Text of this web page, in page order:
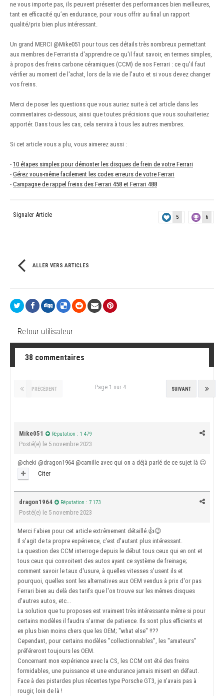
ne vous importe pas, ils peuvent présenter des performances bien meilleures,
tant en efficacité qu’en endurance, pour vous offrir au final un rapport
qualité/prix bien plus intéressant.
Un grand MERCI @Mike051 pour tous ces détails très nombreux permettant
aux membres de Ferrarista d'apprendre ce qu'il faut savoir, en termes simples,
à propos des freins carbone céramiques (CCM) de nos Ferrari : ce qu'il faut
vérifier au moment de l'achat, lors de la vie de l'auto et si vous devez changer
vos freins.
Merci de poser les questions que vous auriez suite à cet article dans les
commentaires ci-dessous, ainsi que toutes précisions que vous souhaiteriez
apportér. Dans tous les cas, cela servira à tous les autres membres.
Si cet article vous a plu, vous aimerez aussi :
- 10 étapes simples pour démonter les disques de frein de votre Ferrari
- Gérez vous-même facilement les codes erreurs de votre Ferrari
- Campagne de rappel freins des Ferrari 458 et Ferrari 488
5 6
Signaler Article
ALLER VERS ARTICLES
Retour utilisateur
38 commentaires
PRÉCÉDENT SUIVANT
Page 1 sur 4
Mike051 Réputation : 1 479
Posté(e) le 5 novembre 2023
@cheki @dragon1964 @camille avec qui on a déjà parlé de ce sujet là 😉
Citer
dragon1964 Réputation : 7 173
Posté(e) le 5 novembre 2023
Merci Fabien pour cet article extrêmement détaillé. 👍😉
Il s'agit de ta propre expérience, c'est d'autant plus intéressant.
La question des CCM interroge depuis le début tous ceux qui en ont et
tous ceux qui convoitent des autos ayant ce système de freinage;
comment savoir le taux d'usure, à quelles vitesses s'usent ils et
pourquoi, quelles sont les alternatives aux OEM vendus à prix d'or pas
Ferrari bien au delà des tarifs que l'on trouve sur les mêmes disques
d'autres autos, etc...
La solution que tu proposes est vraiment très intéressante même si pour
certains modèles il faudra s'armer de patience. Ils sont plus efficients et
en plus bien moins chers que les OEM; "what else" !!??
Cependant, pour certains modèles "collectionnables", les "amateurs"
préféreront toujours les OEM.
Concernant mon expérience avec la CS, les CCM ont été des freins
formidables, une puissance et une endurance jamais misent en défaut.
Face à des pistardes plus récentes type Porsche GT3, je n'avais pas à
rougir, loin de là !